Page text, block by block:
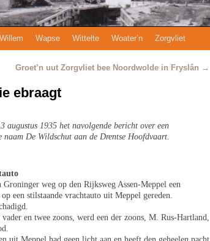
Wapse Wittelte Woater’n Zorgvliet
Groet’n uut Zorgvliet bee Noordwolde in Fryslân →
ebraagt
augustus 1935 het navolgende bericht over een
De Wildschut aan de Drentse Hoofdvaart.
weg op den Rijksweg Assen-Meppel een
een stilstaande vrachtauto uit Meppel gereden.
en twee zoons, werd een der zoons, M. Rus-Hartland,